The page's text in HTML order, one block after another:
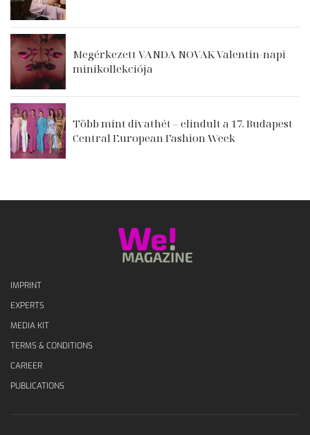
Megérkezett VANDA NOVAK Valentin-napi
minikollekciója
Több mint divathét – elindult a 17. Budapest
Central European Fashion Week
IMPRINT
EXPERTS
MEDIA KIT
TERMS & CONDITIONS
CARIEER
PUBLICATIONS